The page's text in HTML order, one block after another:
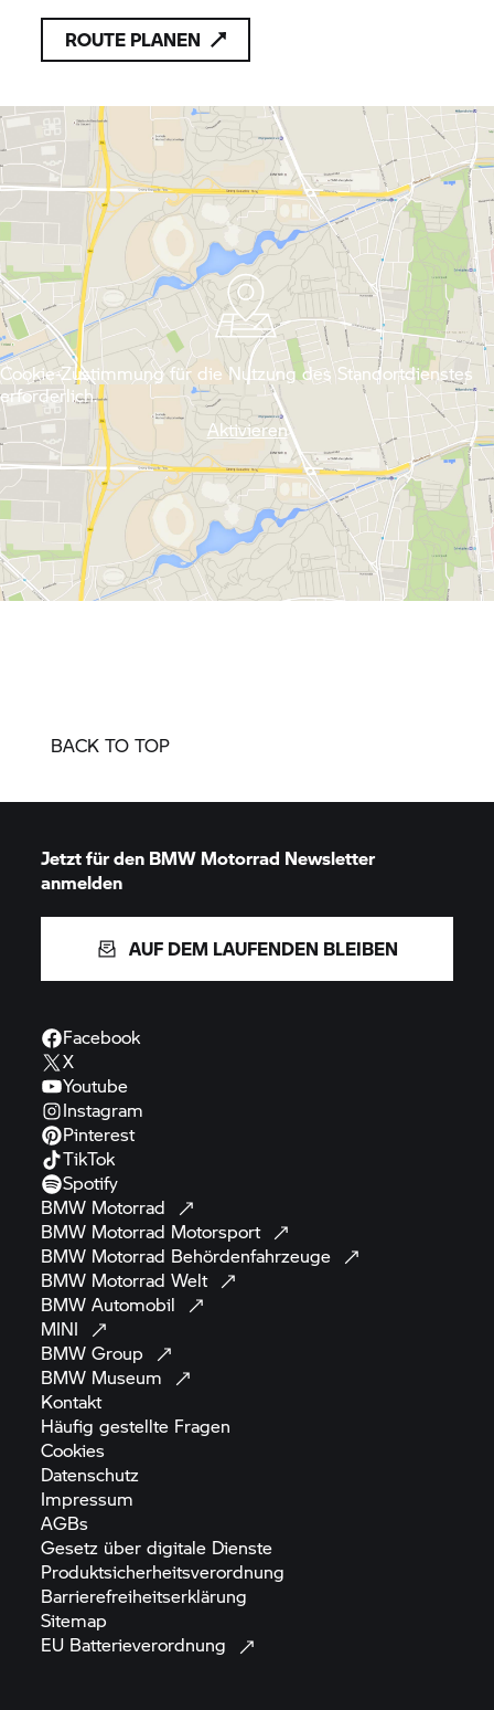
ROUTE PLANEN
Cookie-Zustimmung für die Nutzung des Standortdienstes
erforderlich.
Aktivieren
BACK TO TOP
Jetzt für den BMW Motorrad Newsletter
anmelden
AUF DEM LAUFENDEN BLEIBEN
Facebook
X
Youtube
Instagram
Pinterest
TikTok
Spotify
BMW Motorrad
BMW Motorrad Motorsport
BMW Motorrad Behördenfahrzeuge
BMW Motorrad Welt
BMWAutomobil
MINI
BMWGroup
BMW Museum
Kontakt
Häufig gestellte Fragen
Cookies
Datenschutz
Impressum
AGBs
Gesetz über digitale Dienste
Produktsicherheitsverordnung
Barrierefreiheitserklärung
Sitemap
EU Batterieverordnung